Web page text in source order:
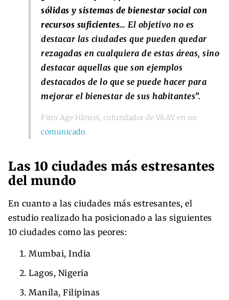
sólidas y sistemas de bienestar social con
recursos suficientes… El objetivo no es
destacar las ciudades que pueden quedar
rezagadas en cualquiera de estas áreas, sino
destacar aquellas que son ejemplos
destacados de lo que se puede hacer para
mejorar el bienestar de sus habitantes”.
Finn Age Hänsel, cofundador de VAAY en un
comunicado.
Las 10 ciudades más estresantes
del mundo
En cuanto a las ciudades más estresantes, el
estudio realizado ha posicionado a las siguientes
10 ciudades como las peores:
Mumbai, India
Lagos, Nigeria
Manila, Filipinas